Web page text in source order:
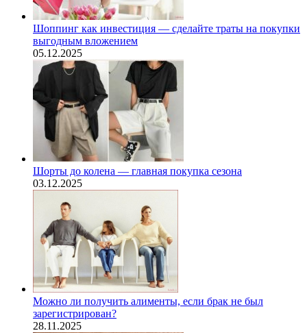
Шоппинг как инвестиция — сделайте траты на покупки
выгодным вложением
05.12.2025
Шорты до колена — главная покупка сезона
03.12.2025
Можно ли получить алименты, если брак не был
зарегистрирован?
28.11.2025